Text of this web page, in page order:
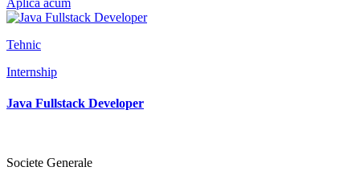
Aplica acum
Tehnic
Internship
Java Fullstack Developer
Societe Generale